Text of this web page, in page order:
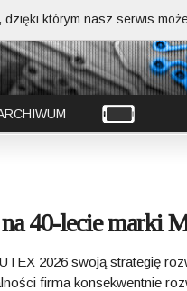
40-lecie marki
2026 swoją strategię
firma konsekwentnie
którym nasz serwis